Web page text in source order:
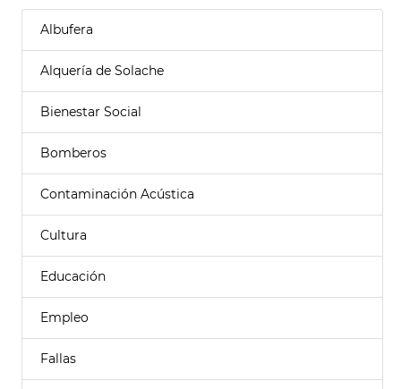
Albufera
Alquería de Solache
Bienestar Social
Bomberos
Contaminación Acústica
Cultura
Educación
Empleo
Fallas